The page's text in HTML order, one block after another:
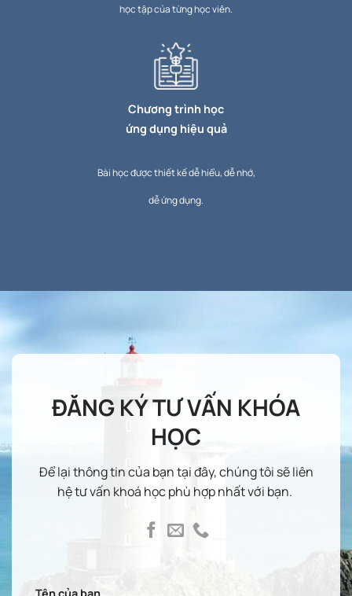
học tập của từng học viên.
Chương trình học
ứng dụng hiệu quả
Bài học được thiết kế dễ hiểu, dễ nhớ,
dễ ứng dụng.
ĐĂNG KÝ TƯ VẤN KHÓA
HỌC
Để lại thông tin của bạn tại đây, chúng tôi sẽ liên
hệ tư vấn khoá học phù hợp nhất với bạn.